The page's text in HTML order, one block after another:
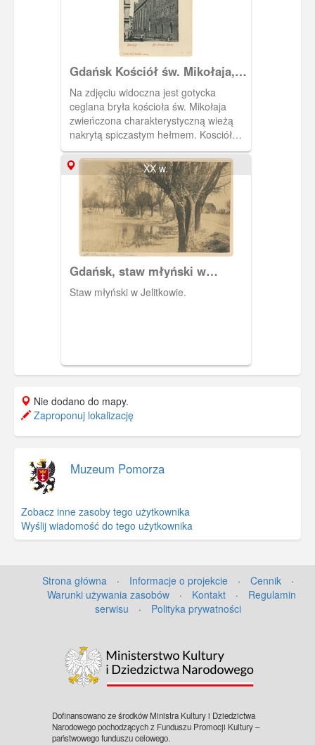
Gdańsk Kościół św. Mikołaja,
Danzig, Die Nicolai – Kirche
Na zdjęciu widoczna jest gotycka
ceglana bryła kościoła św. Mikołaja
zwieńczona charakterystyczną wieżą
nakrytą spiczastym hełmem. Kosciół
wznosi się na terenie Głównego Miasta,
w północnej pierzei ul. Świętojańskiej.
Budynków tworzących pierzeję
południową nie odbudowano po II
wojnie światowej. Gospodarzami
kościoła są dominikanie, którzy
posługiwali w Gdańsku od 1227 do
1833 r. Po raz drugi przybyli do
Gdańska po II wojnie światowej.
Pierwsze dwa nieistniejące kościoły
noszące to samo wezwanie wznosiły się
walk o Gdańsk w 1308 r.).
XX w.
Gdańsk, staw młyński w
Jelitkowie
Staw młyński w Jelitkowie.
Nie dodano do mapy.
Zaproponuj lokalizację
Muzeum Pomorza
Zobacz inne zasoby tego użytkownika
Wyślij wiadomość do tego użytkownika
Strona główna · Informacje o projekcie · Cennik
·
Warunki używania zasobów
· Kontakt ·
Regulamin
serwisu
· Polityka prywatności
Dofinansowano ze środków Ministra Kultury i Dziedzictwa
Narodowego pochodzących z Funduszu Promocji Kultury –
państwowego funduszu celowego.